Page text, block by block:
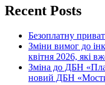
Recent Posts
Безоплатну
Зміни вимог до
квітня 2026, які
Зміна до ДБН
новий ДБН